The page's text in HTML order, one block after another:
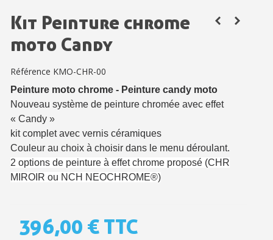
Kit Peinture chrome
moto Candy
Référence KMO-CHR-00
Peinture moto chrome - Peinture candy moto
Nouveau système de peinture chromée avec effet
« Candy »
kit complet avec vernis céramiques
Couleur au choix à choisir dans le menu déroulant.
2 options de peinture à effet chrome proposé (CHR
MIROIR ou NCH NEOCHROME®)
396,00 € TTC